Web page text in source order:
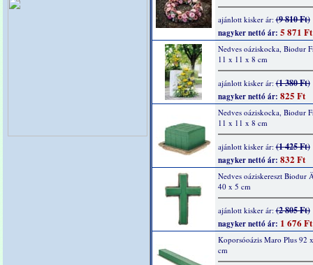
ajánlott kisker ár:(9 810 Ft)
nagyker nettó ár: 5 871 Ft
Nedves oáziskocka, Biodur
11 x 11 x 8 cm
ajánlott kisker ár:(1 380 Ft)
nagyker nettó ár: 825 Ft
Nedves oáziskocka, Biodur
11 x 11 x 8 cm
ajánlott kisker ár:(1 425 Ft)
nagyker nettó ár: 832 Ft
Nedves oáziskereszt Biodur
40 x 5 cm
ajánlott kisker ár:(2 805 Ft)
nagyker nettó ár: 1 676 Ft
Koporsóoázis Maro Plus 92
cm